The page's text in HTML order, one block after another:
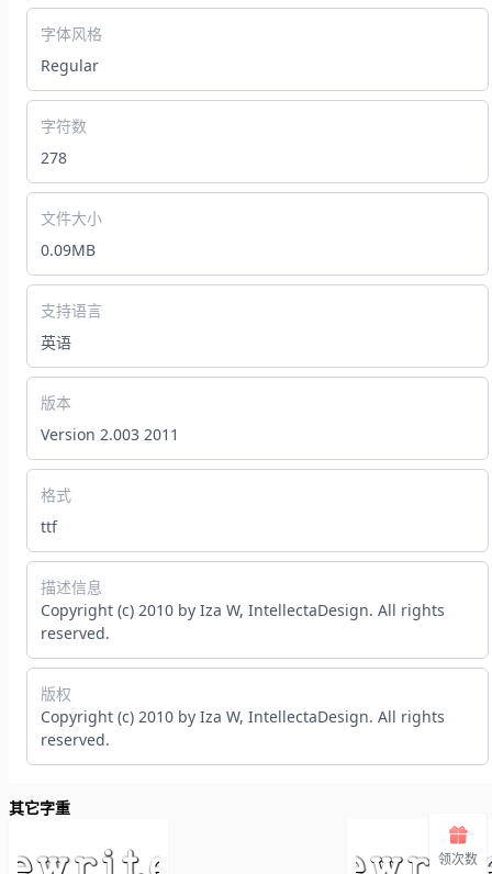
字体风格
Regular
字符数
278
文件大小
0.09MB
支持语言
英语
版本
Version 2.003 2011
格式
ttf
描述信息
Copyright (c) 2010 by Iza W, IntellectaDesign. All rights
reserved.
版权
Copyright (c) 2010 by Iza W, IntellectaDesign. All rights
reserved.
其它字重
领次数